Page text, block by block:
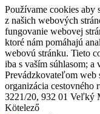
Používame cookies aby
z našich webových
fungovanie webovej
ktoré nám pomáhajú
webovú stránku. Tieto
iba s vaším súhlasom;
Prevádzkovateľom web
organizácia cestovného
3221/20, 932 01 Veľký
Kötelező